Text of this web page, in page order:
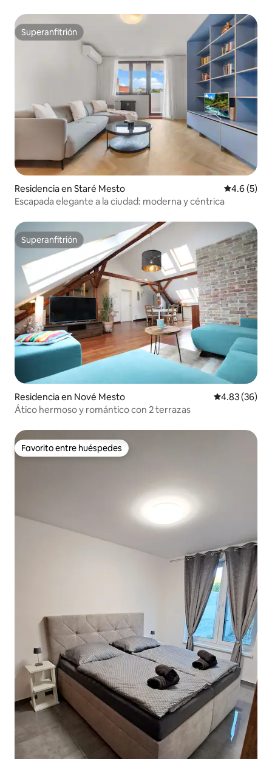
Superanfitrión
Superanfitrión
Residencia en Staré Mesto
4.6 (5)
Escapada elegante a la ciudad: moderna y céntrica
Superanfitrión
Superanfitrión
Residencia en Nové Mesto Calificación
4.83 (36)
Ático hermoso y romántico con 2 terrazas
Favorito entre huéspedes
Favorito entre huéspedes